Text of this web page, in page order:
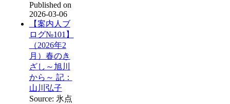
Published on
2026-03-06
【案内人ブ
ログ№101】
（2026年2
月）春のき
ざし～旭川
から～ 記：
山川弘子
Source: 氷点